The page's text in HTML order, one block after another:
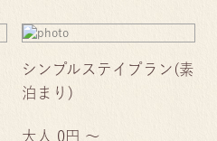
シンプルステイプラン(素
泊まり)
大人 0円 ～